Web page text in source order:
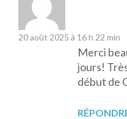
20 août 2025 à 16 h 22 min
Merci
jours!
début de